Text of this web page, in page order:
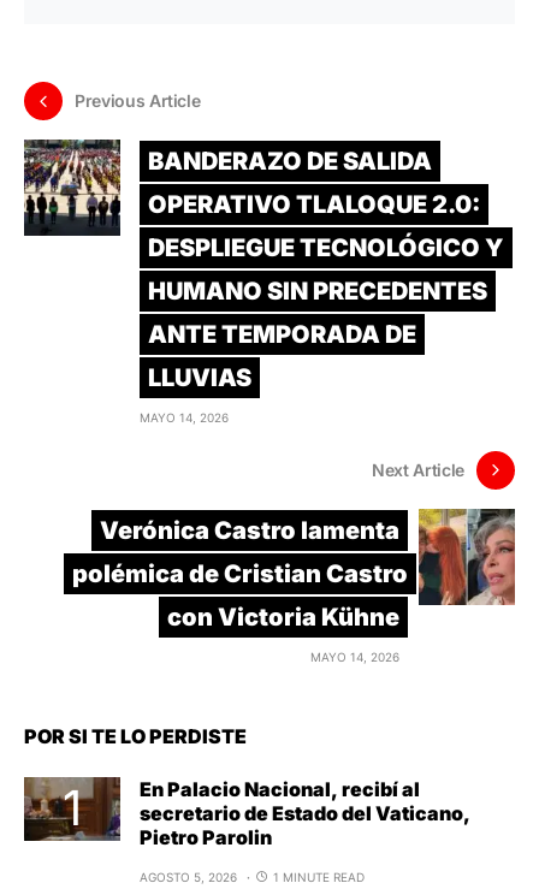
Previous Article
BANDERAZO DE SALIDA
OPERATIVO TLALOQUE 2.0:
DESPLIEGUE TECNOLÓGICO Y
HUMANO SIN PRECEDENTES
ANTE TEMPORADA DE
LLUVIAS
MAYO 14, 2026
Next Article
Verónica Castro lamenta
polémica de Cristian Castro
con Victoria Kühne
MAYO 14, 2026
POR SI TE LO PERDISTE
En Palacio Nacional, recibí al
secretario de Estado del Vaticano,
Pietro Parolin
AGOSTO 5, 2026 1 MINUTE READ